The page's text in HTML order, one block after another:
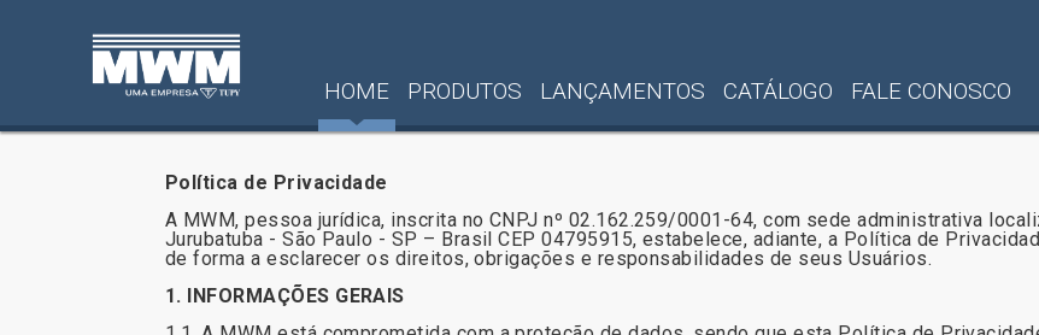
HOME PRODUTOS LANÇAMENTOS CATÁLOGO FALE CONOSCO
Política de Privacidade
A MWM, pessoa jurídica, inscrita no CNPJ nº 02.162.259/0001-64, com sede administrativa
Jurubatuba - São Paulo - SP – Brasil CEP 04795915, estabelece, adiante, a Política de
de forma a esclarecer os direitos, obrigações e responsabilidades de seus Usuários.
1. INFORMAÇÕES GERAIS